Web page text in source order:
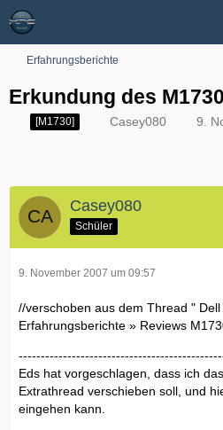
Erfahrungsberichte
Erkundung des M1730
[M1730] Casey080 9.
Casey080
Schüler
9. November 2007 um 09:57
//verschoben aus dem Thread "
Erfahrungsberichte » Reviews
Eds hat vorgeschlagen, dass ich
Extrathread verschieben soll, und
eingehen kann.